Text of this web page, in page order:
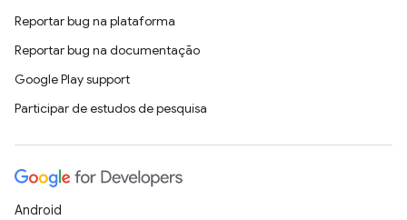
Reportar bug na plataforma
Reportar bug na documentação
Google Play support
Participar de estudos de pesquisa
Android